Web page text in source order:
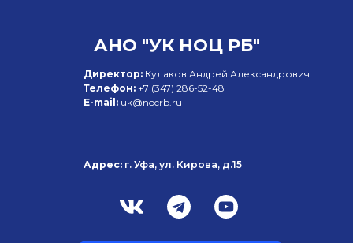
АНО "УК НОЦ РБ"
Директор: Кулаков Андрей Александрович
Телефон: +7 (347) 286-52-48
E-mail: uk@nocrb.ru
Адрес: г. Уфа, ул. Кирова, д.15